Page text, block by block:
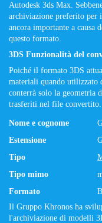
Autodesk 3ds Max.
archiviazione preferito
ancora importante a
questo formato.
3DS Funzionalità del
Poiché il formato 3DS
materiali quando
conterrà solo la geometria
trasferiti nel file convertito.
Nome e cognome
Estensione
Tipo
Tipo mimo
Formato
Il Gruppo Khronos ha
l'archiviazione di modelli